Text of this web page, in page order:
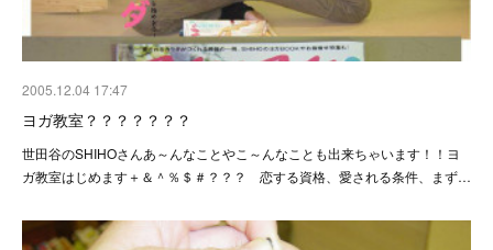
2005.12.04 17:47
ヨガ教室？？？？？？？
世田谷のSHIHOさんあ～んなことやこ～んなことも出来ちゃいます！！ヨ
ガ教室はじめます＋＆＾％＄＃？？？ 恋する資格、愛される条件、まず…